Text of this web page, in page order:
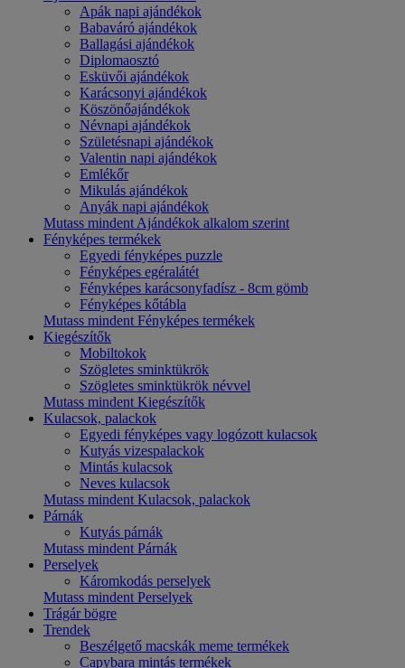
Apák napi ajándékok
Babaváró ajándékok
Ballagási ajándékok
Diplomaosztó
Esküvői ajándékok
Karácsonyi ajándékok
Köszönőajándékok
Névnapi ajándékok
Születésnapi ajándékok
Valentin napi ajándékok
Emlékőr
Mikulás ajándékok
Anyák napi ajándékok
Mutass mindent Ajándékok alkalom szerint
Fényképes termékek
Egyedi fényképes puzzle
Fényképes egéralátét
Fényképes karácsonyfadísz - 8cm gömb
Fényképes kőtábla
Mutass mindent Fényképes termékek
Kiegészítők
Mobiltokok
Szögletes sminktükrök
Szögletes sminktükrök névvel
Mutass mindent Kiegészítők
Kulacsok, palackok
Egyedi fényképes vagy logózott kulacsok
Kutyás vizespalackok
Mintás kulacsok
Neves kulacsok
Mutass mindent Kulacsok, palackok
Párnák
Kutyás párnák
Mutass mindent Párnák
Perselyek
Káromkodás perselyek
Mutass mindent Perselyek
Trágár bögre
Trendek
Beszélgető macskák meme termékek
Capybara mintás termékek